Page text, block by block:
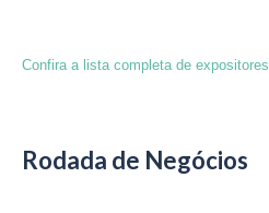
Confira a lista completa de expositores
Rodada de Negócios